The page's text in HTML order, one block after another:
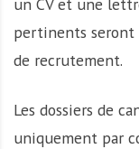
pertinents seront
de recrutement.
Les dossiers de
uniquement par